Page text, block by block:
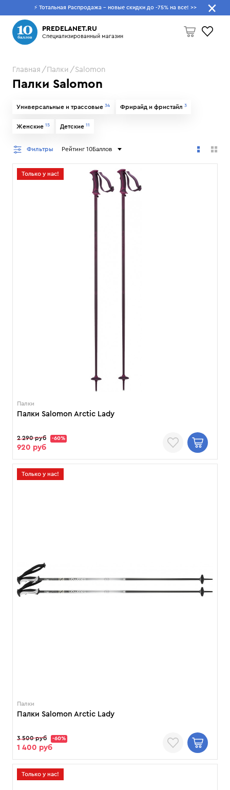
⚡ Тотальная Распродажа - новые скидки до -75% на все! >>
PREDELANET.RU
Специализированный магазин
Пусто
Что будем искать?
Главная Палки Salomon
Палки Salomon
Универсальные и трассовые 34 Фрирайд и фристайл 3
Женские 15 Детские 11
Фильтры Рейтинг 10Баллов
Только у нас!
Палки
Палки Salomon Arctic Lady
2 290 руб -60%
920 руб
Только у нас!
Палки
Палки Salomon Arctic Lady
3 500 руб -60%
1 400 руб
Только у нас!